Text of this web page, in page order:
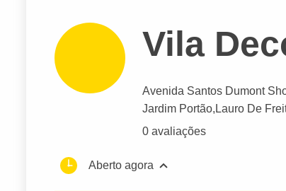
Vila
Avenida Santos Dumont
Jardim Portão,Lauro De
0 avaliações
Aberto agora